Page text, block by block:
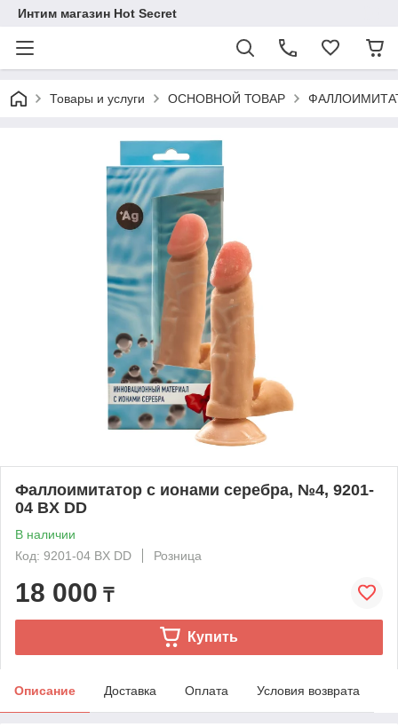
Интим магазин Hot Secret
Товары и услуги ОСНОВНОЙ ТОВАР
Фаллоимитатор с ионами серебра, №4, 9201-
04 BX DD
В наличии
Код: 9201-04 BX DD
Розница
18 000 ₸
Купить
Описание Доставка Оплата Условия возврата